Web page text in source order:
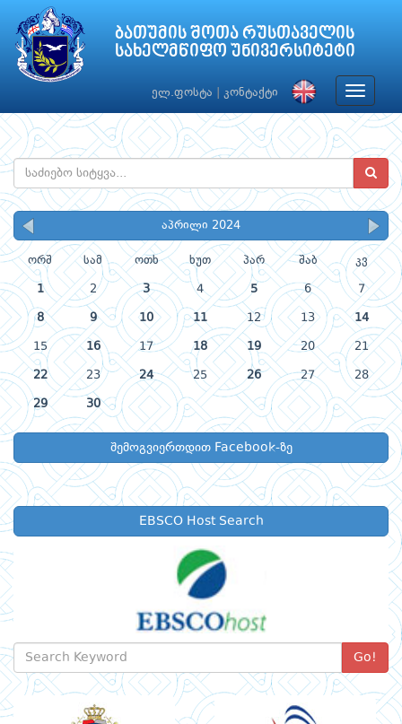
ბათუმის შოთა რუსთაველის
სახელმწიფო უნივერსიტეტი
ელ.ფოსტა კონტაქტი
Toggle
აპრილი 2024
ორშ სამ ოთხ ხუთ პარ შაბ კვ
1 2 3 4 5 6 7
8 9 10 11 12 13 14
15 16 17 18 19 20 21
22 23 24 25 26 27 28
29 30
შემოგვიერთდით Facebook-ზე
EBSCO Host Search
Go!